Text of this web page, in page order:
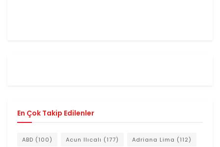
En Çok Takip Edilenler
ABD (100) Acun Ilıcalı (177) Adriana Lima (112)